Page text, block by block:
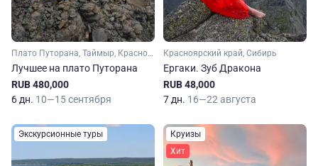
Плато Путорана, Таймыр, Красноярский край, Сибирь
Лучшее на плато Путорана
RUB 480,000
6 дн. 10—15 сентября
Красноярский край, Сибирь
Ергаки. Зуб Дракона
RUB 48,000
7 дн. 16—22 августа
Экскурсионные туры
Круизы
Хит